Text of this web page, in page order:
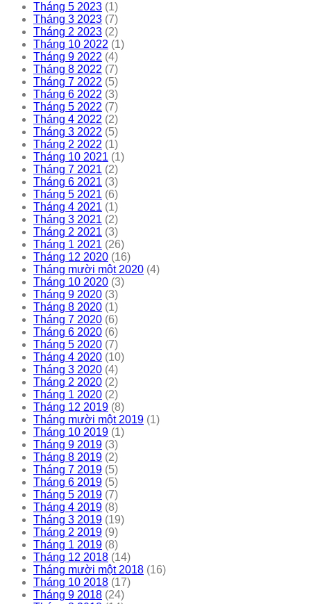
Tháng 5 2023 (1)
Tháng 3 2023 (7)
Tháng 2 2023 (2)
Tháng 10 2022 (1)
Tháng 9 2022 (4)
Tháng 8 2022 (7)
Tháng 7 2022 (5)
Tháng 6 2022 (3)
Tháng 5 2022 (7)
Tháng 4 2022 (2)
Tháng 3 2022 (5)
Tháng 2 2022 (1)
Tháng 10 2021 (1)
Tháng 7 2021 (2)
Tháng 6 2021 (3)
Tháng 5 2021 (6)
Tháng 4 2021 (1)
Tháng 3 2021 (2)
Tháng 2 2021 (3)
Tháng 1 2021 (26)
Tháng 12 2020 (16)
Tháng mười một 2020 (4)
Tháng 10 2020 (3)
Tháng 9 2020 (3)
Tháng 8 2020 (1)
Tháng 7 2020 (6)
Tháng 6 2020 (6)
Tháng 5 2020 (7)
Tháng 4 2020 (10)
Tháng 3 2020 (4)
Tháng 2 2020 (2)
Tháng 1 2020 (2)
Tháng 12 2019 (8)
Tháng mười một 2019 (1)
Tháng 10 2019 (1)
Tháng 9 2019 (3)
Tháng 8 2019 (2)
Tháng 7 2019 (5)
Tháng 6 2019 (5)
Tháng 5 2019 (7)
Tháng 4 2019 (8)
Tháng 3 2019 (19)
Tháng 2 2019 (9)
Tháng 1 2019 (8)
Tháng 12 2018 (14)
Tháng mười một 2018 (16)
Tháng 10 2018 (17)
Tháng 9 2018 (24)